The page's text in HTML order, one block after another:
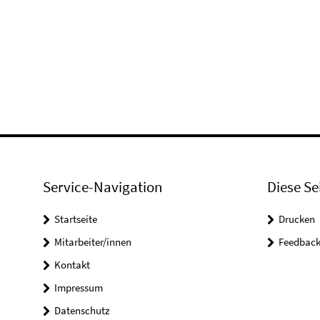
Service-Navigation
Startseite
Mitarbeiter/innen
Kontakt
Impressum
Datenschutz
Diese
Drucken
Feedback